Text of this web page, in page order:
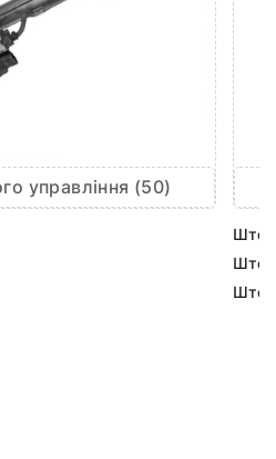
управління (50)
Шток
Шток